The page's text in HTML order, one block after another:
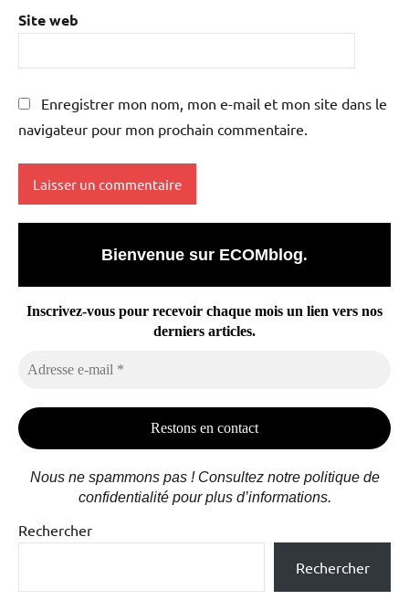
Site web
Enregistrer mon nom, mon e-mail et mon site dans le
navigateur pour mon prochain commentaire.
Bienvenue sur ECOMblog.
Inscrivez-vous pour recevoir chaque mois un lien vers nos
derniers articles.
e-
Nous ne spammons pas ! Consultez notre politique de
confidentialité pour plus d’informations.
Rechercher
Rechercher